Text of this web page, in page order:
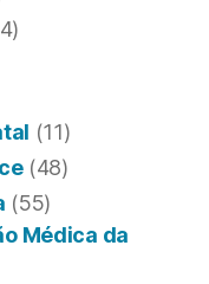
(11)
(48)
(55)
Médica da